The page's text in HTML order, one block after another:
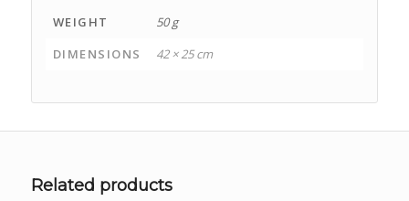
WEIGHT
50 g
DIMENSIONS
42 × 25 cm
Related products